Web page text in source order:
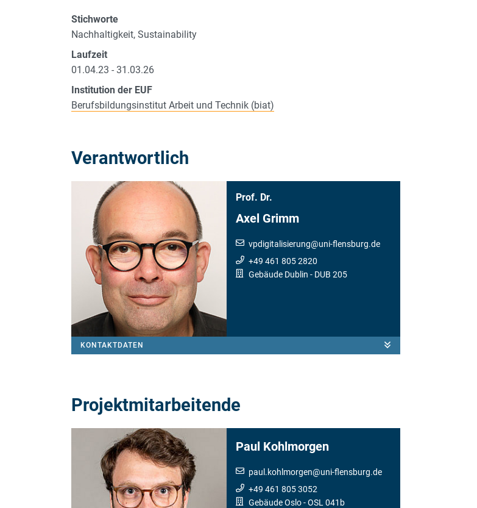
Stichworte
Nachhaltigkeit, Sustainability
Laufzeit
01.04.23 - 31.03.26
Institution der EUF
Berufsbildungsinstitut Arbeit und Technik (biat)
Verantwortlich
Prof. Dr.
Axel Grimm
vpdigitalisierung@uni-flensburg.de
+49 461 805 2820
Gebäude Dublin - DUB 205
KONTAKTDATEN
Projektmitarbeitende
Paul Kohlmorgen
paul.kohlmorgen@uni-flensburg.de
+49 461 805 3052
Gebäude Oslo- OSL 041b